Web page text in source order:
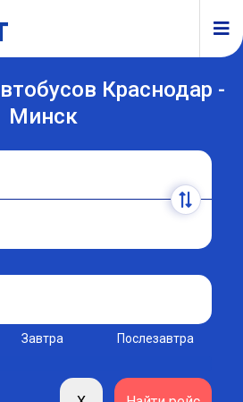
Краснодар -
Минск
Завтра Послезавтра